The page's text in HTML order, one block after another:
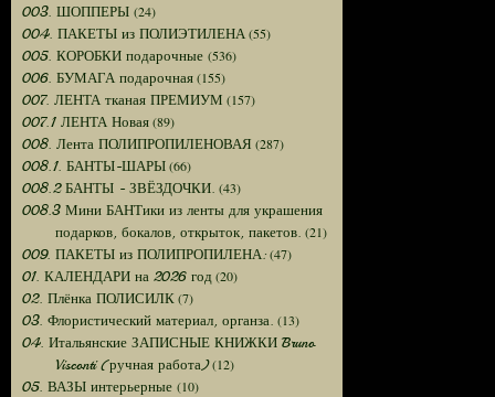
003. ШОППЕРЫ (24)
004. ПАКЕТЫ из ПОЛИЭТИЛЕНА(55)
005. КОРОБКИ подарочные (536)
006. БУМАГА подарочная(155)
007. ЛЕНТА тканая ПРЕМИУМ (157)
007.1 ЛЕНТА Новая(89)
008. Лента ПОЛИПРОПИЛЕНОВАЯ (287)
008.1. БАНТЫ-ШАРЫ(66)
008.2 БАНТЫ - ЗВЁЗДОЧКИ. (43)
008.3 Мини БАНТики из ленты для украшения
подарков, бокалов, открыток, пакетов. (21)
009. ПАКЕТЫ из ПОЛИПРОПИЛЕНА:(47)
01. КАЛЕНДАРИ на 2026 год (20)
02. Плёнка ПОЛИСИЛК(7)
03. Флористический материал, органза. (13)
04. Итальянские ЗАПИСНЫЕ КНИЖКИ Bruno
Visconti (ручная работа)(12)
05. ВАЗЫ интерьерные (10)